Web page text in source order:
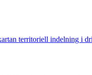
territoriell indelning i